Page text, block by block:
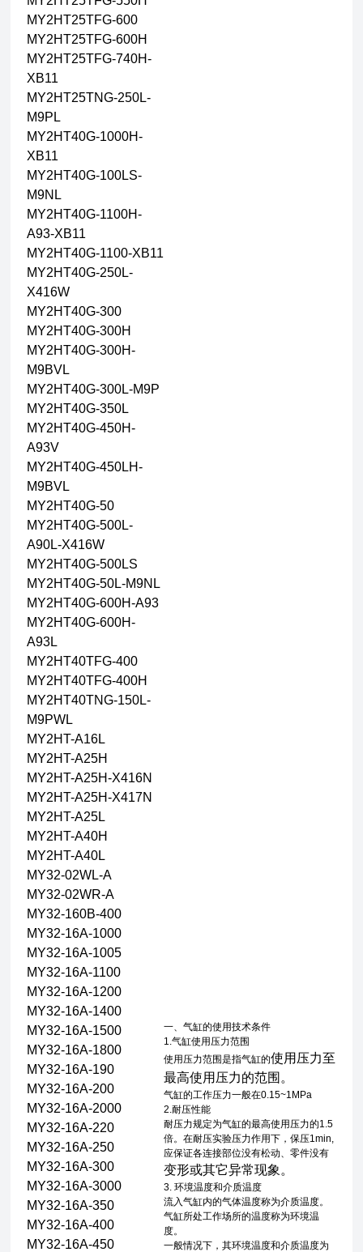
MY2HT25TFG-600
MY2HT25TFG-600H
MY2HT25TFG-740H-
XB11
MY2HT25TNG-250L-
M9PL
MY2HT40G-1000H-
XB11
MY2HT40G-100LS-
M9NL
MY2HT40G-1100H-
A93-XB11
MY2HT40G-1100-XB11
MY2HT40G-250L-
X416W
MY2HT40G-300
MY2HT40G-300H
MY2HT40G-300H-
M9BVL
MY2HT40G-300L-M9P
MY2HT40G-350L
MY2HT40G-450H-
A93V
MY2HT40G-450LH-
M9BVL
MY2HT40G-50
MY2HT40G-500L-
A90L-X416W
MY2HT40G-500LS
MY2HT40G-50L-M9NL
MY2HT40G-600H-A93
MY2HT40G-600H-
A93L
MY2HT40TFG-400
MY2HT40TFG-400H
MY2HT40TNG-150L-
M9PWL
MY2HT-A16L
MY2HT-A25H
MY2HT-A25H-X416N
MY2HT-A25H-X417N
MY2HT-A25L
MY2HT-A40H
MY2HT-A40L
MY32-02WL-A
MY32-02WR-A
MY32-160B-400
MY32-16A-1000
MY32-16A-1005
MY32-16A-1100
MY32-16A-1200
MY32-16A-1400
MY32-16A-1500
MY32-16A-1800
MY32-16A-190
MY32-16A-200
MY32-16A-2000
MY32-16A-220
MY32-16A-250
MY32-16A-300
MY32-16A-3000
MY32-16A-350
MY32-16A-400
MY32-16A-450
一、气缸的使用技术条件
1.气缸使用压力范围
使用压力范围是指气缸的使用压力至
最高使用压力的范围。
气缸的工作压力一般在0.15~1MPa
2.耐压性能
耐压力规定为气缸的最高使用压力的1.5
倍。在耐压实验压力作用下，保压1min,
应保证各连接部位没有松动、零件没有
变形或其它异常现象。
3. 环境温度和介质温度
流入气缸内的气体温度称为介质温度。
气缸所处工作场所的温度称为环境温
度。
一般情况下，其环境温度和介质温度为